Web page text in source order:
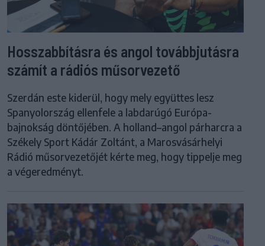
Hosszabbításra és angol továbbjutásra
számít a rádiós műsorvezető
Szerdán este kiderül, hogy mely együttes lesz
Spanyolország ellenfele a labdarúgó Európa-
bajnokság döntőjében. A holland–angol párharcra a
Székely Sport Kádár Zoltánt, a Marosvásárhelyi
Rádió műsorvezetőjét kérte meg, hogy tippelje meg
a végeredményt.